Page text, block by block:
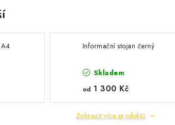
Informační stojan černý
Skladem
od 1 300 Kč
Zobrazit více produktů